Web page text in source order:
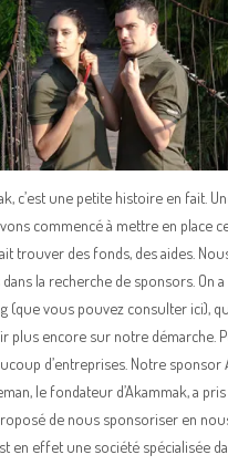
c’est une petite histoire en fait.
commencé à mettre en place
trouver des fonds, des aides.
la recherche de sponsors. On
(que vous pouvez consulter ici),
plus encore sur notre démarche.
d’entreprises. Notre sponsor
le fondateur d’Akammak, a
de nous sponsoriser en
en effet une société spécialisée